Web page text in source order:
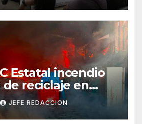
Estatal incendio
reciclaje en
JEFE REDACCION